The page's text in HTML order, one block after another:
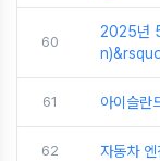
60
2025년
61 아이슬란
62 자동차